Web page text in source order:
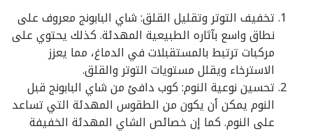
تخفيف التوتر وتقليل القلق: شاي البابونج معروف على
نطاق واسع بآثاره الطبيعية المهدئة. كذلك يحتوي على
مركبات ترتبط بالمستقبلات في الدماغ، مما يعزز
الاسترخاء ويقلل مستويات التوتر والقلق.
تحسين نوعية النوم: كوب دافئ من شاي البابونج قبل
النوم يمكن أن يكون من الطقوس المهدئة التي تساعد
على النوم. كما إن خصائص الشاي المهدئة الخفيفة